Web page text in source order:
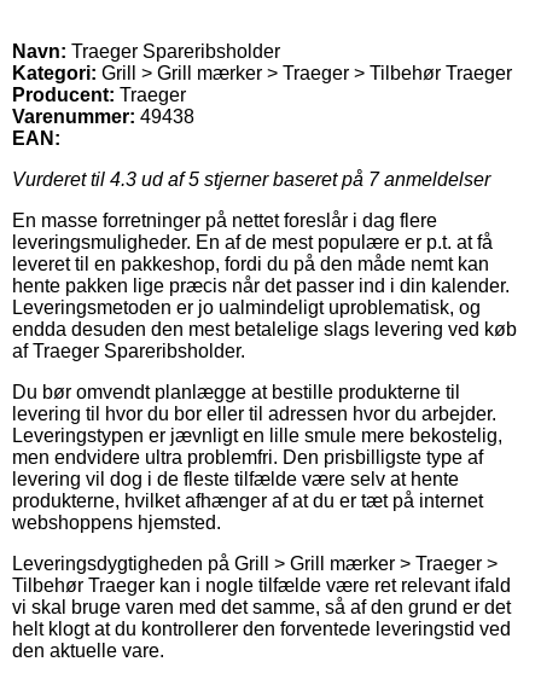
Navn: Traeger Spareribsholder
Kategori: Grill > Grill mærker > Traeger > Tilbehør Traeger
Producent: Traeger
Varenummer: 49438
EAN:
Vurderet til 4.3 ud af 5 stjerner baseret på 7anmeldelser
En masse forretninger på nettet foreslår i dag flere
leveringsmuligheder. En af de mest populære er p.t. at få
leveret til en pakkeshop, fordi du på den måde nemt kan
hente pakken lige præcis når det passer ind i din kalender.
Leveringsmetoden er jo ualmindeligt uproblematisk, og
endda desuden den mest betalelige slags levering ved køb
af Traeger Spareribsholder.
Du bør omvendt planlægge at bestille produkterne til
levering til hvor du bor eller til adressen hvor du arbejder.
Leveringstypen er jævnligt en lille smule mere bekostelig,
men endvidere ultra problemfri. Den prisbilligste type af
levering vil dog i de fleste tilfælde være selv at hente
produkterne, hvilket afhænger af at du er tæt på internet
webshoppens hjemsted.
Leveringsdygtigheden på Grill > Grill mærker > Traeger >
Tilbehør Traeger kan i nogle tilfælde være ret relevant ifald
vi skal bruge varen med det samme, så af den grund er det
helt klogt at du kontrollerer den forventede leveringstid ved
den aktuelle vare.